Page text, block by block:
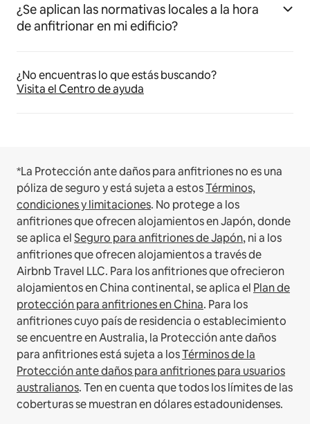
¿Se aplican las normativas locales a la hora
de anfitrionar en mi edificio?
¿No encuentras lo que estás buscando?
Visita el Centro de ayuda
*La Protección ante daños para anfitriones no es una
póliza de seguro y está sujeta a estosTérminos,
condiciones y limitaciones. No protege a los
anfitriones que ofrecen alojamientos en Japón, donde
se aplica elSeguro para anfitriones de Japón, ni a los
anfitriones que ofrecen alojamientos a través de
Airbnb Travel LLC. Para los anfitriones que ofrecieron
alojamientos en China continental, se aplica el Plan de
protección para anfitriones en China. Para los
anfitriones cuyo país de residencia o establecimiento
se encuentre en Australia, la Protección ante daños
para anfitriones está sujeta a losTérminos de la
Protección ante daños para anfitriones para usuarios
australianos. Ten en cuenta que todos los límites de las
coberturas se muestran en dólares estadounidenses.